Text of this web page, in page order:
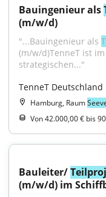
Bauingenieur als
(m/w/d)
"...Bauingenieur als
(m/w/d)TenneT ist
strategischen..."
TenneT Deutschland
Hamburg, Raum
Von 42.000,00 € bis
Bauleiter/
(m/w/d) im